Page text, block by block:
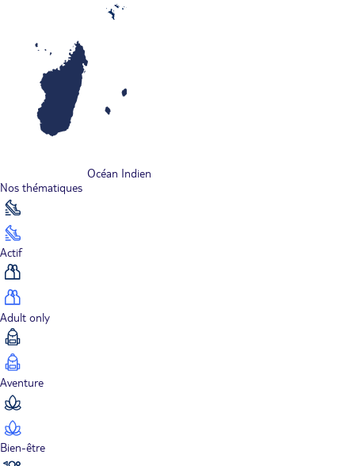
Océan Indien
Nos thématiques
Actif
Adult only
Aventure
Bien-être